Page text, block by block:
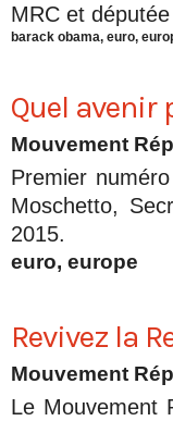
MRC et
barack obama, euro,
Quel avenir
Mouvement
Premier
Moschetto,
2015.
euro, europe
Revivez la
Mouvement
Le Mouvement